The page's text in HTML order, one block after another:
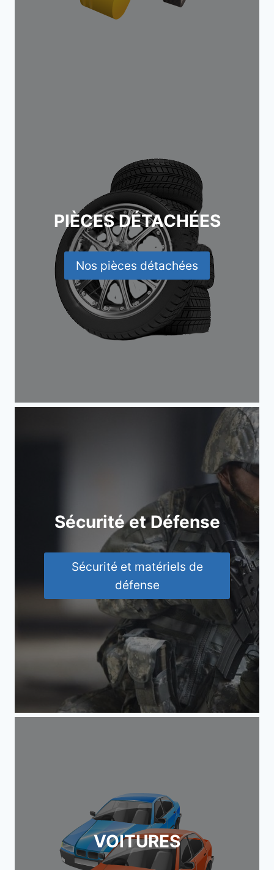
PIÈCES DÉTACHÉES
Nos pièces détachées
Sécurité et Défense
Sécurité et matériels de
défense
VOITURES